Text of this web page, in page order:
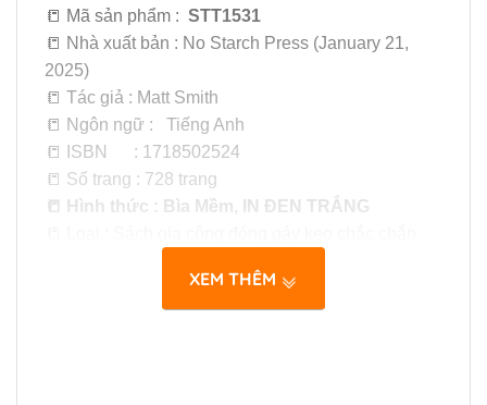
📒 Mã sản phẩm : STT1531
📒 Nhà xuất bản : No Starch Press (January 21,
2025)
📒 Tác giả : Matt Smith
📒 Ngôn ngữ : Tiếng Anh
📒 ISBN : 1718502524
📒 Số trang : 728 trang
📒 Hình thức : Bìa Mềm, IN ĐEN TRẮNG
📒 Giấy in : Giấy ngoại định lượng 70msg, viết vẽ
và hightlight thoải mái.
XEM THÊM